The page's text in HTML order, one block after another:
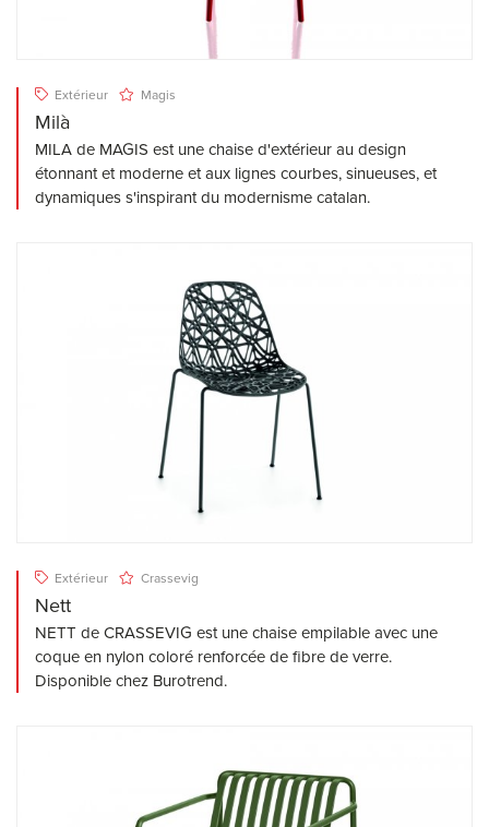
Extérieur Magis
Milà
MILA de MAGIS est une chaise d'extérieur au design
étonnant et moderne et aux lignes courbes, sinueuses, et
dynamiques s'inspirant du modernisme catalan.
Extérieur Crassevig
Nett
NETT de CRASSEVIG est une chaise empilable avec une
coque en nylon coloré renforcée de fibre de verre.
Disponible chez Burotrend.